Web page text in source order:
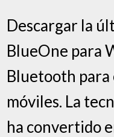
Descargar la
BlueOne para
Bluetooth para
móviles. La
ha convertido